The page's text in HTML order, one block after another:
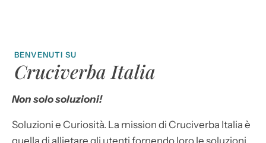
BENVENUTI SU
Cruciverba Italia
Non solo soluzioni!
Soluzioni e Curiosità. La mission di Cruciverba Italia è